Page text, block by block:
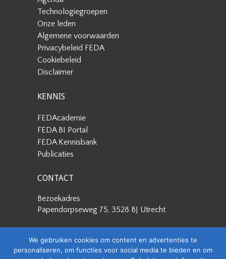
Technologiegroepen
Onze leden
Algemene voorwaarden
Privacybeleid FEDA
Cookiebeleid
Disclaimer
KENNIS
FEDAcademie
FEDA BI Portal
FEDA Kennisbank
Publicaties
CONTACT
Bezoekadres
Papendorpseweg 75, 3528 BJ Utrecht
Papendorpseweg 75, 3528 BJ Utrecht
We gebruiken cookies om content en advertenties te
personaliseren, om functies voor social media te bieden en om